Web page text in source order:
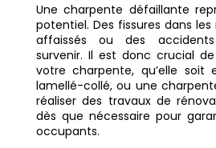
Une charpente défaillante
potentiel. Des fissures dans
affaissés ou des
survenir. Il est donc crucial
votre charpente, qu’elle soit
lamellé-collé, ou une
réaliser des travaux de
dès que nécessaire pour
occupants.